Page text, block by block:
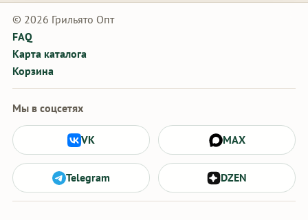
© 2026 Грильято Опт
FAQ
Карта каталога
Корзина
Мы в соцсетях
VK MAX
Telegram DZEN